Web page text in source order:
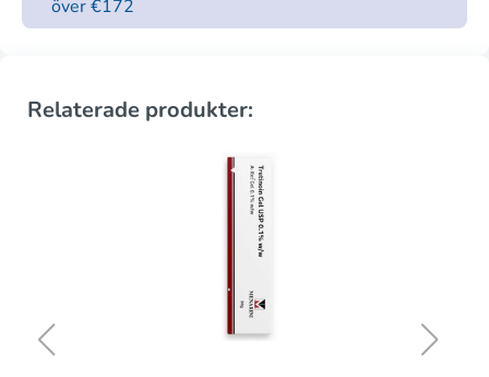
över €172
Relaterade produkter: